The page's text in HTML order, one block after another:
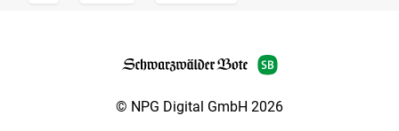
© NPG Digital GmbH 2026